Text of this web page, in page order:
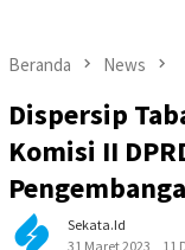
Beranda News
Dispersip
Komisi II
Sekata.id
31 Maret 2023
11